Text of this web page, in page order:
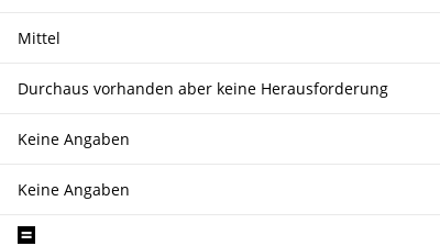
Mittel
Durchaus vorhanden aber keine Herausforderung
Keine Angaben
Keine Angaben